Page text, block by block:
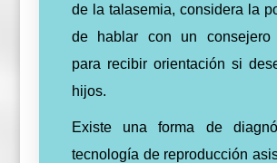
de la talasemia, considera la
de hablar con un consejero
para recibir orientación si
hijos.
Existe una forma de
tecnología de reproducción